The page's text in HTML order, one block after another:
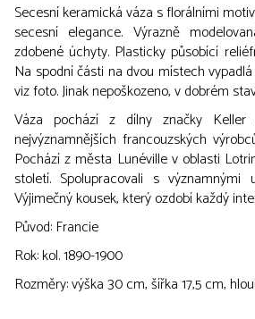
Secesní keramická váza s florálními
secesní elegance. Výrazně
zdobené úchyty. Plasticky působící
Na spodní části na dvou místech
viz foto. Jinak nepoškozeno, v dobrém
Váza pochází z dílny značky
nejvýznamnějších francouzských
Pochází z města Lunéville v oblasti
století. Spolupracovali s významnými
Výjimečný kousek, který ozdobí každý
Původ: Francie
Rok: kol. 1890-1900
Rozměry: výška 30 cm, šířka 17,5 cm,